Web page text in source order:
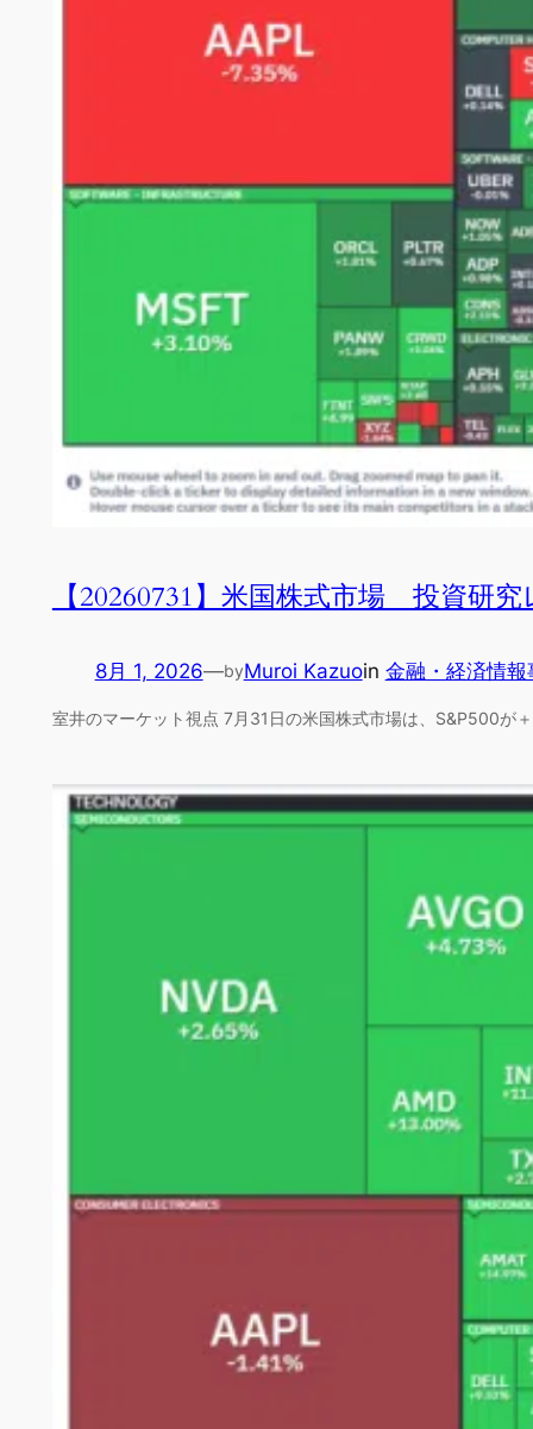
【20260731】米国株式市場 投資研
8月 1, 2026—byMuroi Kazuoin 金融・経済情報
室井のマーケット視点 7月31日の米国株式市場は、S&P500